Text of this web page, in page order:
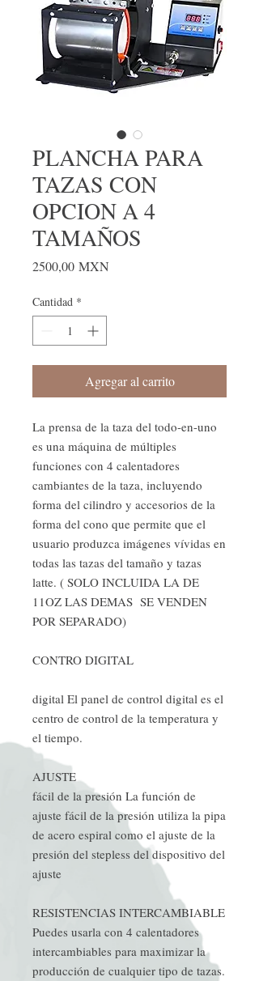
PLANCHA PARA
TAZAS CON
OPCION A 4
TAMAÑOS
2500,00 MXN
Cantidad *
Agregar al carrito
La prensa de la taza del todo-en-uno
es una máquina de múltiples
funciones con 4 calentadores
cambiantes de la taza, incluyendo
forma del cilindro y accesorios de la
forma del cono que permite que el
usuario produzca imágenes vívidas en
todas las tazas del tamaño y tazas
latte. ( SOLO INCLUIDA LA DE
11OZ LAS DEMAS SE VENDEN
POR SEPARADO)
CONTRO DIGITAL
digital El panel de control digital es el
centro de control de la temperatura y
el tiempo.
AJUSTE
fácil de la presión La función de
ajuste fácil de la presión utiliza la pipa
de acero espiral como el ajuste de la
presión del stepless del dispositivo del
ajuste
RESISTENCIAS INTERCAMBIABLE
Puedes usarla con 4 calentadores
intercambiables para maximizar la
producción de cualquier tipo de tazas.